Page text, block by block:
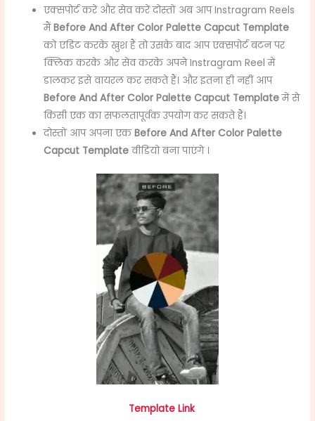
एक्सपोर्ट करें और सेव करें दोस्तों अब आप Instragram Reels
मैंBefore And After Color Palette Capcut Template
को एडिट करके खुश हैं तो उसके बाद आप एक्सपोर्ट बटन पर
क्लिक करके और सेव करके अपने Instragram Reel में
डालकर इसे वायरल कर सकते हैं। और इतना ही नहीं आप
Before And After Color Palette Capcut Templateमें से
किसी एक का सफलतापूर्वक उपयोग कर सकते हैं।
दोस्तों आप अपना एकBefore And After Color Palette
Capcut Template वीडियो बना पाएंगे ।
Template Link